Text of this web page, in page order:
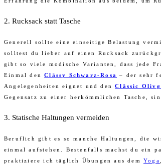
2. Rucksack statt Tasche
Generell sollte eine einseitige Belastung
solltest du lieber auf einen Rucksack
gibt so viele modische Varianten, dass jede
Einmal denClässy Schwarz-Rosa – der sehr
Angelegenheiten eignet und denClässic
Gegensatz zu einer herkömmlichen Tasche,
3. Statische Haltungen vermeiden
Beruflich gibt es so manche Haltungen, die
einmal aufstehen. Bestenfalls machst du ein
praktiziere ich täglich Übungen aus dem Yoga